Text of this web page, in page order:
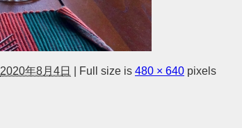
2020年8月4日 Full size is 480 × 640 pixels